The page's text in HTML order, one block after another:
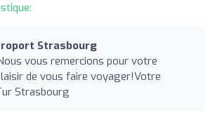
Strasbourg
vous remercions pour votre
de vous faire voyager!Votre
Strasbourg